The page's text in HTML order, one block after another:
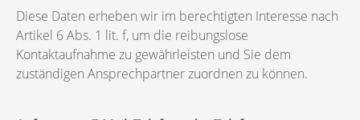
Diese Daten erheben wir im berechtigten Interesse nach
Artikel 6 Abs. 1 lit. f, um die reibungslose
Kontaktaufnahme zu gewährleisten und Sie dem
zuständigen Ansprechpartner zuordnen zu können.